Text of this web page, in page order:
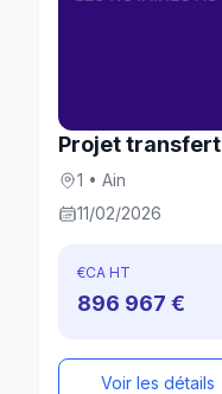
Projet transfert
1 • Ain
11/02/2026
€CA HT
896 967 €
Voir les détails